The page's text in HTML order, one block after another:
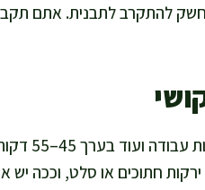
להתקרב לתבנית. אתם
אני
חתוכים או סלט, וככה יש